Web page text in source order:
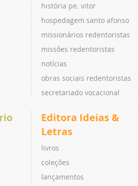
história pe. vitor
hospedagem santo afonso
missionários redentoristas
missões redentoristas
notícias
obras sociais redentoristas
secretariado vocacional
Editora Ideias &
Letras
livros
coleções
lançamentos